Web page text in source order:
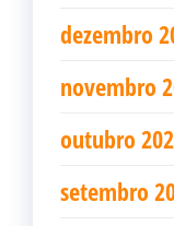
dezembro
novembro
outubro
setembro